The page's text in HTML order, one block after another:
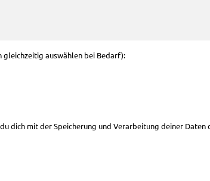
gleichzeitig auswählen bei Bedarf):
dich mit der Speicherung und Verarbeitung deiner Daten